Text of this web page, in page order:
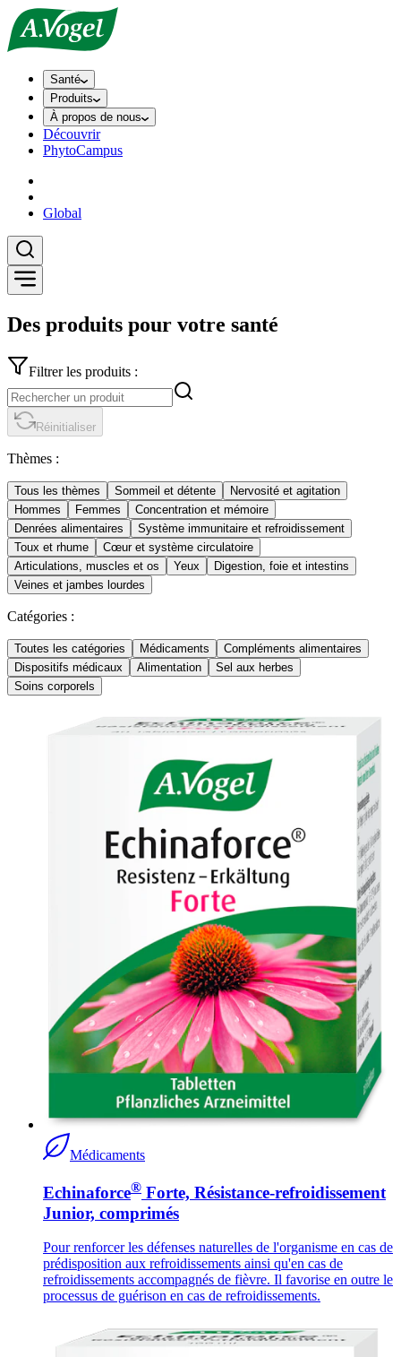
Santé
Produits
À propos de nous
Découvrir
PhytoCampus
Global
Des produits pour votre santé
Filtrer les produits :
Réinitialiser
Thèmes :
Tous les thèmes Sommeil et détente
Nervosité et agitation
Hommes
Femmes
Concentration et mémoire
Denrées alimentaires
Système immunitaire et refroidissement
Toux et rhume
Cœur et système circulatoire
Articulations, muscles et os
Yeux
Digestion, foie et intestins
Veines et jambes lourdes
Catégories :
Toutes les catégories Médicaments
Compléments alimentaires
Dispositifs médicaux
Alimentation
Sel aux herbes
Soins corporels
Médicaments
Echinaforce® Forte, Résistance-refroidissement
Junior, comprimés
Pour renforcer les défenses naturelles de l'organisme en cas de
prédisposition aux refroidissements ainsi qu'en cas de
refroidissements accompagnés de fièvre. Il favorise en outre le
processus de guérison en cas de refroidissements.